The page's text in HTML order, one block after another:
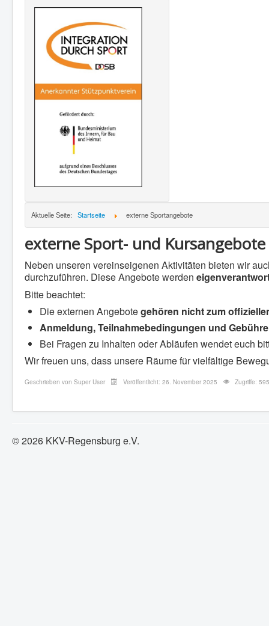
Aktuelle Seite: Startseite externe Sportangebote
externe Sport- und
Neben unseren vereinseigenen Aktivitäten bieten wir
durchzuführen. Diese Angebote werden
Bitte beachtet:
Die externen Angebotegehören nicht zum
Anmeldung, Teilnahmebedingungen und
Bei Fragen zu Inhalten oder Abläufen wendet euch
Wir freuen uns, dass unsere Räume für vielfältige
Geschrieben von Super User Veröffentlicht: 26. November 2025 Zugriffe:
© 2026 KKV-Regensburg e.V.